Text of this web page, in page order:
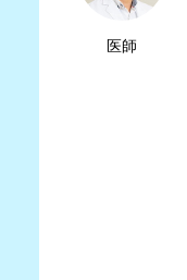
医師